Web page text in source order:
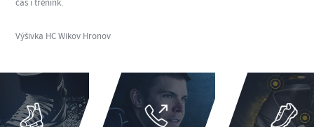
čas i trénink.
Výšivka HC Wikov Hronov